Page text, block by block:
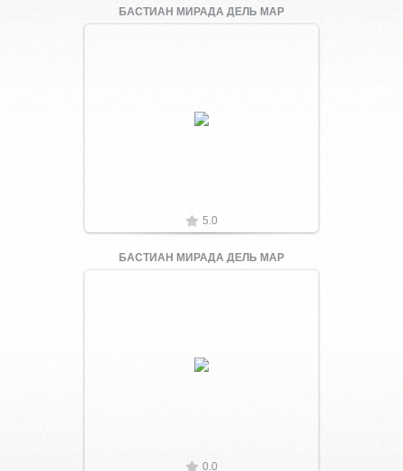
БАСТИАН МИРАДА ДЕЛЬ МАР
Увеличить
5.0
БАСТИАН МИРАДА ДЕЛЬ МАР
Увеличить
0.0